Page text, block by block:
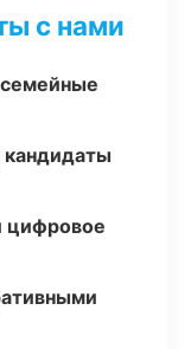
с нами
кандидаты
цифровое